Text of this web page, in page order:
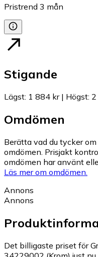
Pristrend 3 mån
Stigande
Lägst: 1 884 kr| Högst:
Omdömen
Berätta vad du tycker
omdömen. Prisjakt
omdömen har använt
Läs mer om omdömen.
Annons
Annons
Det billigaste priset för